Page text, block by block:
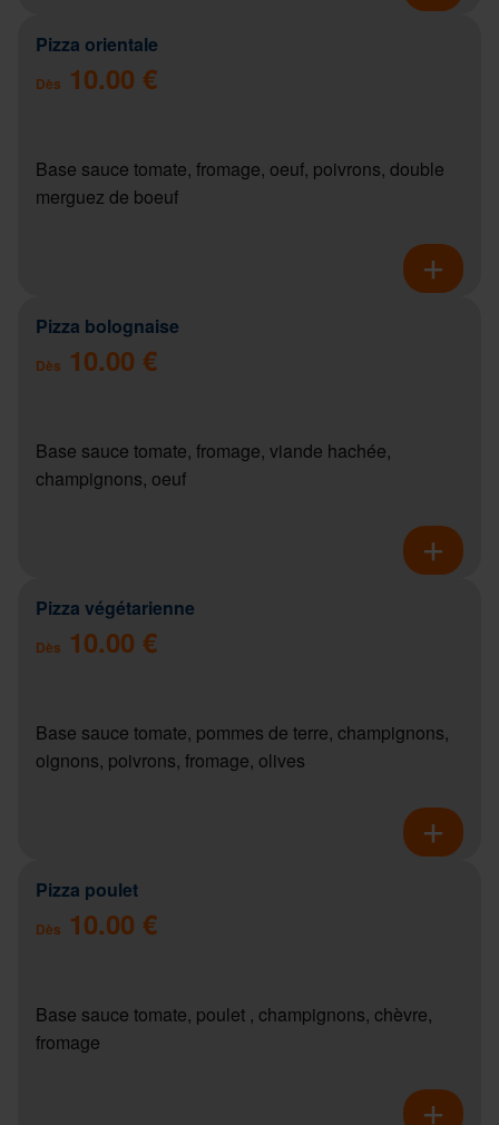
Pizza orientale
Dès 10.00 €
Base sauce tomate, fromage, oeuf, poivrons, double
merguez de boeuf
Pizza bolognaise
Dès 10.00 €
Base sauce tomate, fromage, viande hachée,
champignons, oeuf
Pizza végétarienne
Dès 10.00 €
Base sauce tomate, pommes de terre, champignons,
oignons, poivrons, fromage, olives
Pizza poulet
Dès 10.00 €
Base sauce tomate, poulet , champignons, chèvre,
fromage